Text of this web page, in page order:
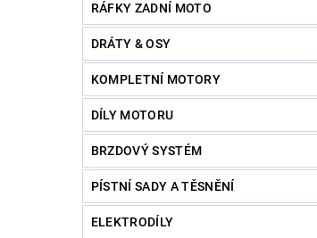
RÁFKY ZADNÍ MOTO
DRÁTY & OSY
KOMPLETNÍ MOTORY
DÍLY MOTORU
BRZDOVÝ SYSTÉM
PÍSTNÍ SADY A TĚSNĚNÍ
ELEKTRODÍLY